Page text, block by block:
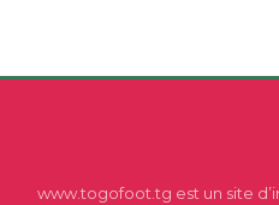
www.togofoot.tg est un site